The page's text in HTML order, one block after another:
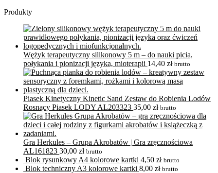
Produkty
Wężyk terapeutyczny silikonowy 5 m – do nauki picia,
połykania i pionizacji języka, mioterapii 14,40 zł brutto
Piasek Kinetyczny Kinetic Sand Zestaw do Robienia Lodów
Rosnący Piasek LODY AL203323 35,00 zł brutto
Gra Herkules – Grupa Akrobatów | Gra zręcznościowa
AL161823 30,00 zł brutto
Blok rysunkowy A4 kolorowe kartki 4,50 zł brutto
Blok techniczny A3 kolorowe kartki 8,00 zł brutto